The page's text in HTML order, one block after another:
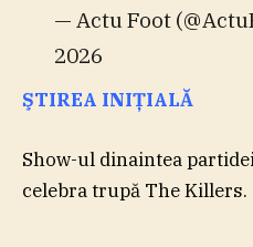
— Actu Foot
2026
ŞTIREA INIŢIALĂ
Show-ul dinaintea
celebra trupă The Killers.